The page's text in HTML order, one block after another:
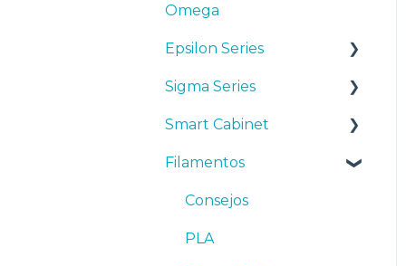
Omega
Epsilon Series
Manuales y Descargas
Primeros pasos
Mantenimiento
Consejos
Resolución de
Sigma Series
Manuales y descargas
Primeros pasos
Mantenimiento
Consejos
Smart Cabinet
Manuales y Descargas
Primeros pasos
Mantenimiento
Filamentos
Consejos
PLA